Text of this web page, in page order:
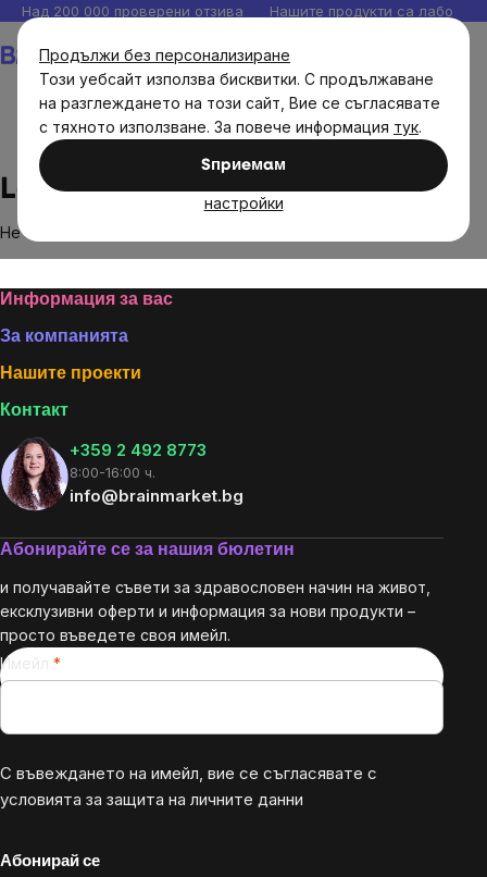
Продължи без персонализиране
Този уебсайт използва бисквитки. С продължаване
на разглеждането на този сайт, Вие се съгласявате
с тяхното използване. За повече информация тук.
Sпpиeмaм
настройки
Прескочи
към
съдържанието
Над 200 000 проверени отзива Нашите продукти са
Lota
Не са намерени стоки на марката
Footer
Информация за вас
За компанията
Нашите проекти
Контакт
+359 2 492 8773
8:00-16:00 ч.
info@brainmarket.bg
Абонирайте се за нашия бюлетин
и получавайте съвети за здравословен начин на живот,
ексклузивни оферти и информация за нови продукти –
просто въведете своя имейл.
Имейл
С въвеждането на имейл, вие се съгласявате с
условията за защита на личните данни
Абонирай се